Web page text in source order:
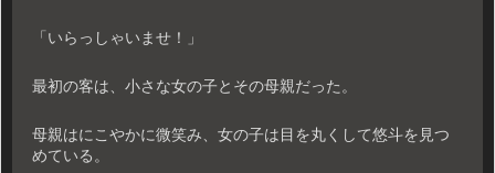
「いらっしゃいませ！」
最初の客は、小さな女の子とその母親だった。
母親はにこやかに微笑み、女の子は目を丸くして悠斗を見つ
めている。